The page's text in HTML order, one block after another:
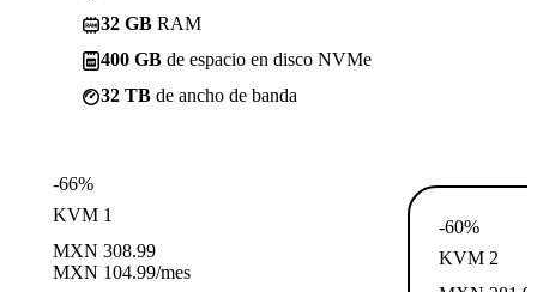
32 GB RAM
400 GB de espacio en disco NVMe
32 TB de ancho de banda
-66%
KVM 1
MXN 308.99
MXN 104.99/mes
-60%
KVM 2